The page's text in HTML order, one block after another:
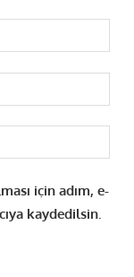
için adım, e-
kaydedilsin.